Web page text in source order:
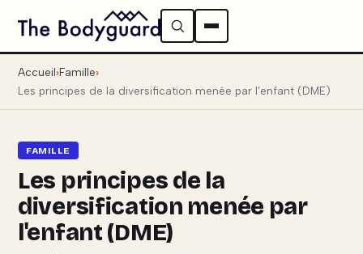
Accueil Famille
Les principes de la diversification menée par l'enfant (DME)
FAMILLE
Les principes de la
diversification menée par
l'enfant (DME)